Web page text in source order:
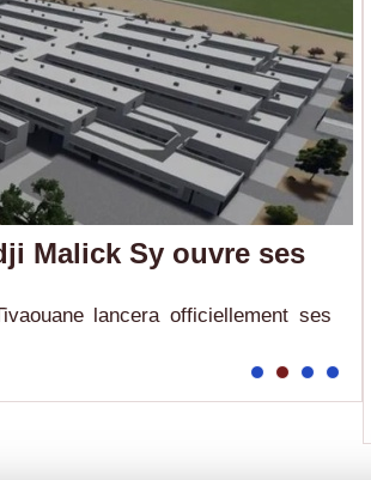
Malick Sy ouvre ses
lancera officiellement ses